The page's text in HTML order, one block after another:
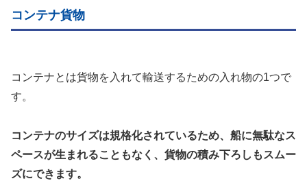
コンテナ貨物
コンテナとは貨物を入れて輸送するための入れ物の1つで
す。
コンテナのサイズは規格化されているため、船に無駄なス
ペースが生まれることもなく、貨物の積み下ろしもスムー
ズにできます。